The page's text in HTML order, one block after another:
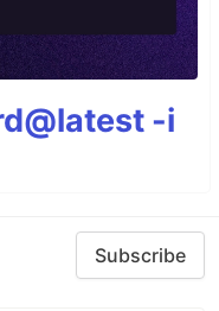
-i
Subscribe